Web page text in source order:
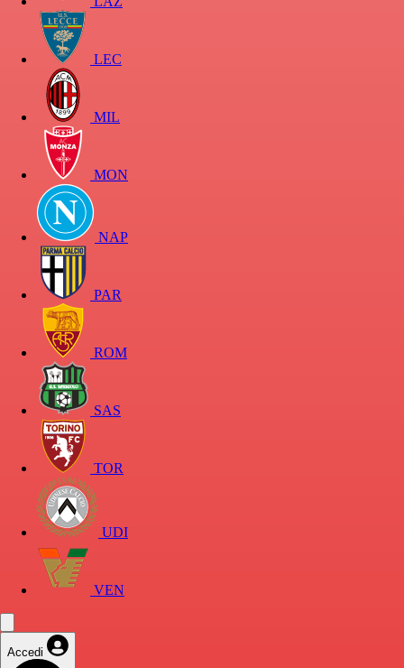
LEC
MIL
MON
NAP
PAR
ROM
SAS
TOR
UDI
VEN
Accedi